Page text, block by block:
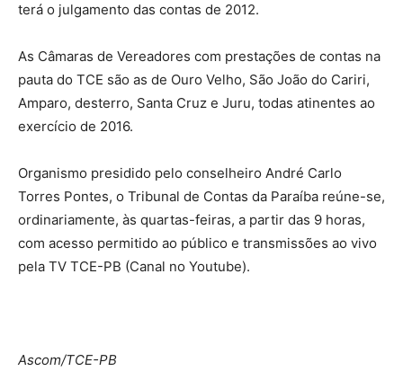
terá o julgamento das contas de 2012.
As Câmaras de Vereadores com prestações de contas na
pauta do TCE são as de Ouro Velho, São João do Cariri,
Amparo, desterro, Santa Cruz e Juru, todas atinentes ao
exercício de 2016.
Organismo presidido pelo conselheiro André Carlo
Torres Pontes, o Tribunal de Contas da Paraíba reúne-se,
ordinariamente, às quartas-feiras, a partir das 9 horas,
com acesso permitido ao público e transmissões ao vivo
pela TV TCE-PB (Canal no Youtube).
Ascom/TCE-PB